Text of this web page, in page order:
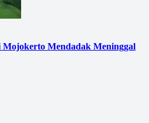
Mendadak Meninggal